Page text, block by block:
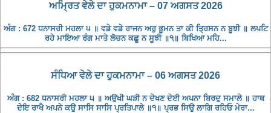
ਅਮ੍ਰਿਤ ਵੇਲੇ ਦਾ ਹੁਕਮਨਾਮਾ – 07 ਅਗਸਤ 2026
ਅੰਗ : 672 ਧਨਾਸਰੀ ਮਹਲਾ ੫ ॥ ਵਡੇ ਵਡੇ ਰਾਜਨ ਅਰੁ ਭੂਮਨ ਤਾ ਕੀ ਤ੍ਰਿਸਨ ਨ ਬੂਝੀ ॥ ਲਪਟਿ
ਰਹੇ ਮਾਇਆ ਰੰਗ ਮਾਤੇ ਲੋਚਨ ਕਛੂ ਨ ਸੂਝੀ ॥੧॥ ਬਿਖਿਆ ਮਹਿ...
ਸੰਧਿਆ ਵੇਲੇ ਦਾ ਹੁਕਮਨਾਮਾ – 06 ਅਗਸਤ 2026
ਅੰਗ : 682 ਧਨਾਸਰੀ ਮਹਲਾ ੫ ॥ ਅਉਖੀ ਘੜੀ ਨ ਦੇਖਣ ਦੇਈ ਅਪਨਾ ਬਿਰਦੁ ਸਮਾਲੇ ॥ ਹਾਥ
ਦੇਇ ਰਾਖੈ ਅਪਨੇ ਕਉ ਸਾਸਿ ਸਾਸਿ ਪ੍ਰਤਿਪਾਲੇ ॥੧॥ ਪ੍ਰਭ ਸਿਉ ਲਾਗਿ ਰਹਿਓ ਮੇਰਾ...